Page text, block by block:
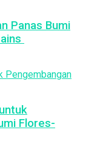
Panas Bumi
Flores-